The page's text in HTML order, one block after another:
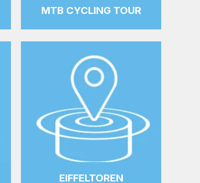
MTB CYCLING TOUR
EIFFELTOREN